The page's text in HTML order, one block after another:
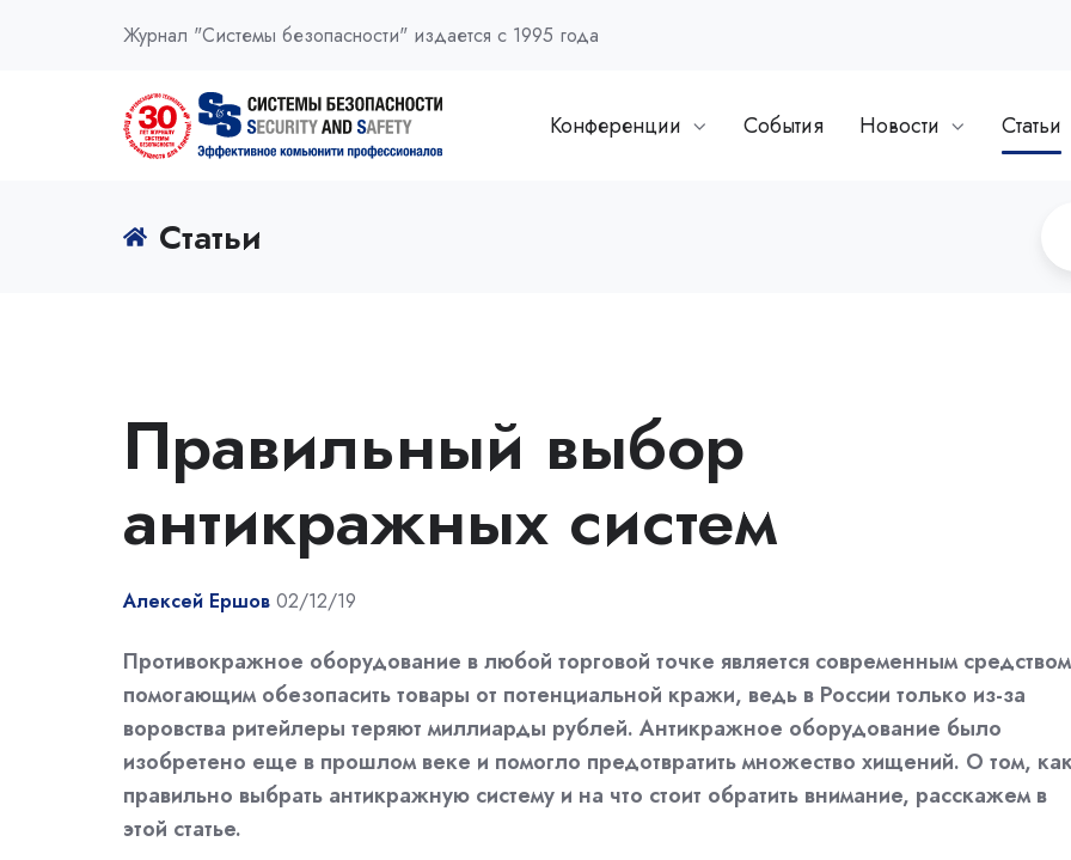
Журнал "Системы безопасности" издается с 1995 года
Конференции События Новости Статьи
Статьи
Правильный выбор
антикражных систем
Алексей Ершов 02/12/19
Противокражное оборудование в любой торговой точке является современным
помогающим обезопасить товары от потенциальной кражи, ведь в России только из-за
воровства ритейлеры теряют миллиарды рублей. Антикражное оборудование было
изобретено еще в прошлом веке и помогло предотвратить множество хищений. О том,
правильно выбрать антикражную систему и на что стоит обратить внимание, расскажем в
этой статье.